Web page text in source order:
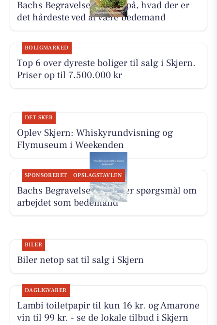
Bachs Begravelser svarer på, hvad der er
det hårdeste ved at være bedemand
BOLIGMARKED
Top 6 over dyreste boliger til salg i Skjern.
Priser op til 7.500.000 kr
DET SKER
Oplev Skjern: Whiskyrundvisning og
Flymuseum i Weekenden
SPONSORERET OPSLAGSTAVLEN
Bachs Begravelser besvarer spørgsmål om
arbejdet som bedemand
BILER
Biler netop sat til salg i Skjern
DAGLIGVARER
Lambi toiletpapir til kun 16 kr. og Amarone
vin til 99 kr. - se de lokale tilbud i Skjern